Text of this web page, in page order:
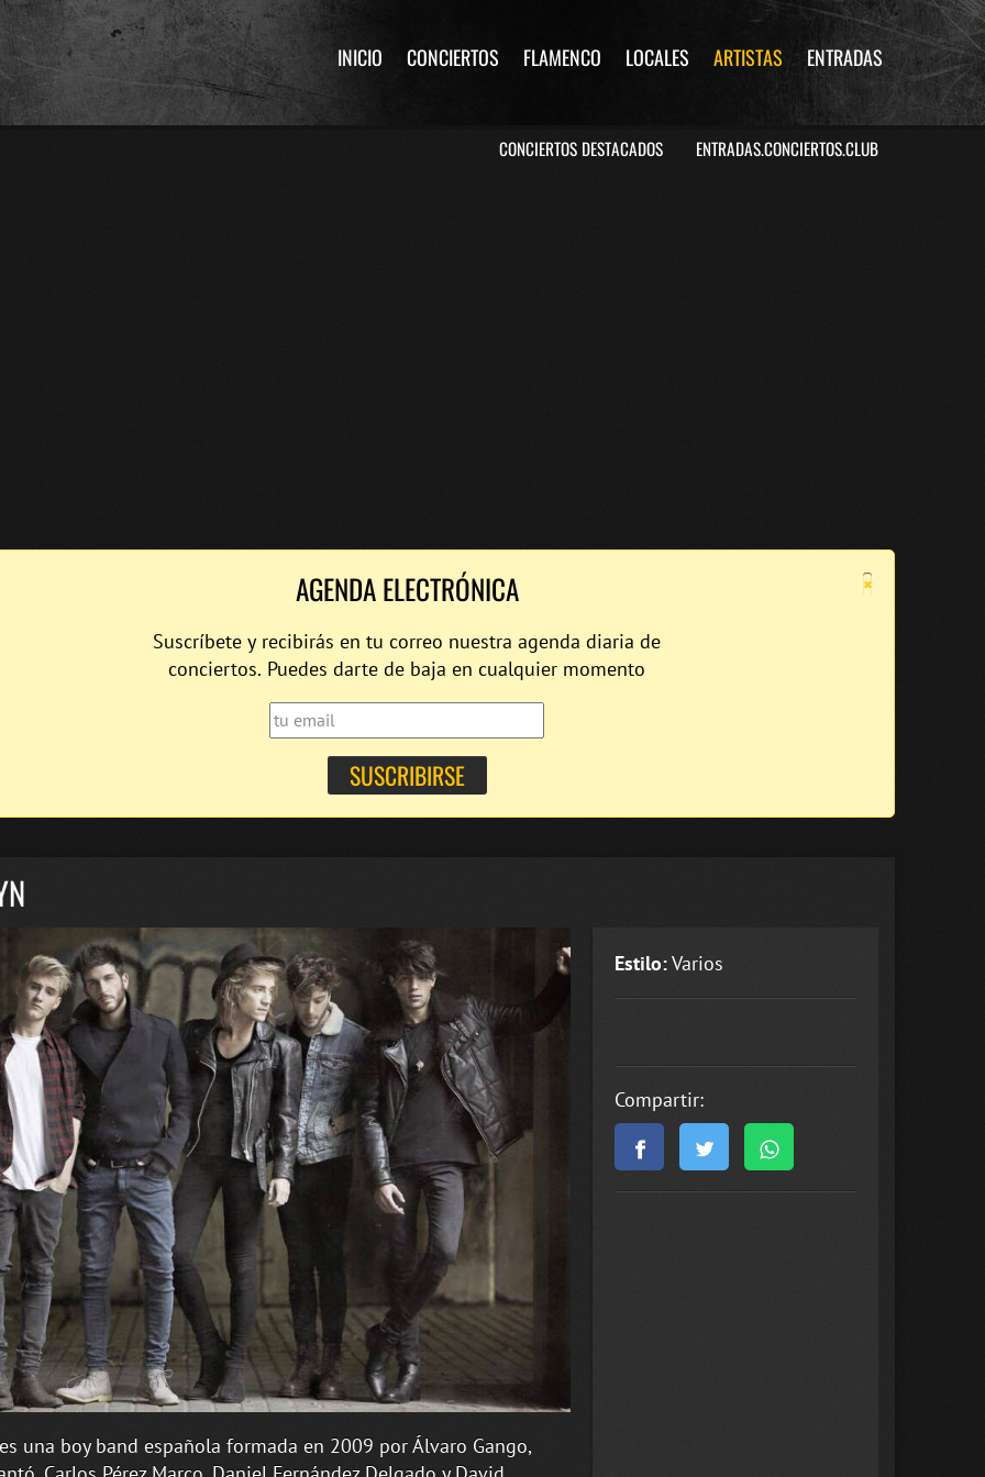
INICIO CONCIERTOS FLAMENCO LOCALES ARTISTAS ENTRADAS
CONCIERTOS DESTACADOS ENTRADAS.CONCIERTOS.CLUB
×
AGENDA ELECTRÓNICA
Suscríbete y recibirás en tu correo nuestra agenda diaria de
conciertos. Puedes darte de baja en cualquier momento
Estilo:Varios
Compartir:
una boy band española formada en 2009 por Álvaro Gango,